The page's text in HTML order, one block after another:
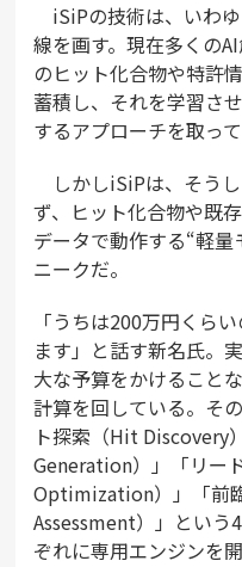
iSiPの技術は、いわ
線を画す。現在多くの
のヒット化合物や特許
蓄積し、それを学習さ
するアプローチを取って
しかしiSiPは、そう
ず、ヒット化合物や既
データで動作する“軽
ニークだ。
「うちは200万円くら
ます」と話す新名氏。
大な予算をかけること
計算を回している。そ
ト探索（Hit Discovery
Generation）」「リー
Optimization）」「前
Assessment）」という
ぞれに専用エンジンを